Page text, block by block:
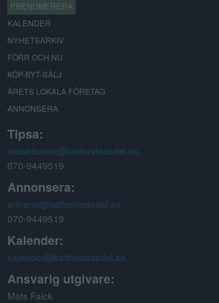
PRENUMERERA
KALENDER
NYHETSARKIV
FÖRR OCH NU
KÖP-BYT-SÄLJ
ÅRETS LOKALA FÖRETAG
ANNONSERA
Tipsa:
redaktionen@battrestadsdel.se
070-9449519
Annonsera:
annons@battrestadsdel.se
070-9449519
Kalender:
kalender@battrestadsdel.se
Ansvarig utgivare:
Mats Falck